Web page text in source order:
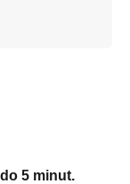
5 minut.